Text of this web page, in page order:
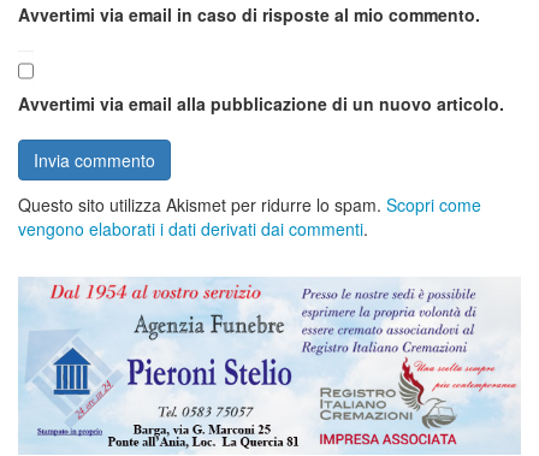
Avvertimi via email in caso di risposte al mio commento.
Avvertimi via email alla pubblicazione di un nuovo articolo.
Questo sito utilizza Akismet per ridurre lo spam. Scopri come
vengono elaborati i dati derivati dai commenti.